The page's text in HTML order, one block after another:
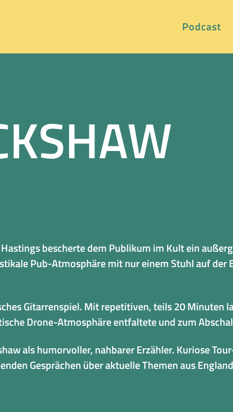
Podcast
bescherte dem Publikum im Kult ein
Pub-Atmosphäre mit nur einem Stuhl auf der
Gitarrenspiel. Mit repetitiven, teils 20 Minuten
Drone-Atmosphäre entfaltete und zum
als humorvoller, nahbarer Erzähler. Kuriose
Gesprächen über aktuelle Themen aus